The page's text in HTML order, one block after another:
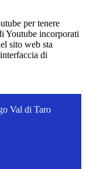
per tenere
Youtube incorporati
sito web sta
di
Val di Taro